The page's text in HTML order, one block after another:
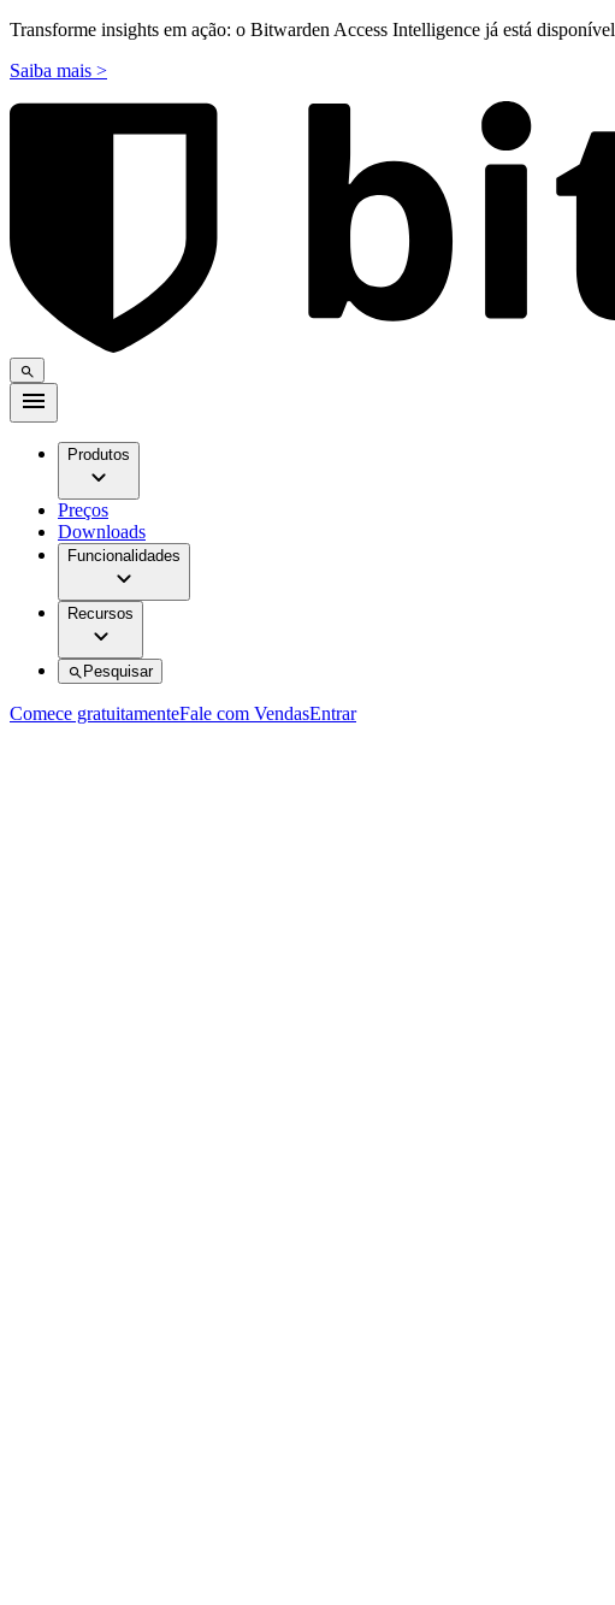
Transforme insights em ação: o Bitwarden Access Intelligence já está disponível
Saiba mais >
Produtos
Preços
Downloads
Funcionalidades
Recursos
Pesquisar
Comece gratuitamenteFale com VendasEntrar